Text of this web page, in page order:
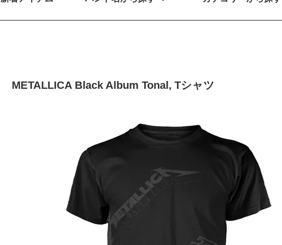
METALLICA Black Album Tonal, Tシャツ